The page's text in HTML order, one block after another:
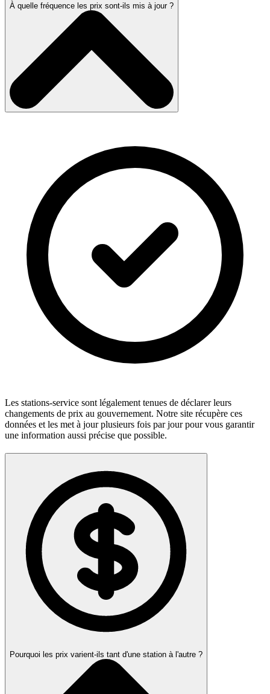
À quelle fréquence les prix sont-ils mis à jour ?
Les stations-service sont légalement tenues de déclarer leurs
changements de prix au gouvernement. Notre site récupère ces
données et les met à jour plusieurs fois par jour pour vous garantir
une information aussi précise que possible.
Pourquoi les prix varient-ils tant d'une station à l'autre ?